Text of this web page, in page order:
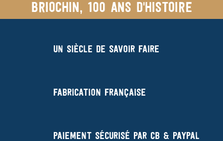
Briochin, 100 ans d'histoire
Un siècle de savoir faire
Fabrication française
Paiement sécurisé par CB & Paypal